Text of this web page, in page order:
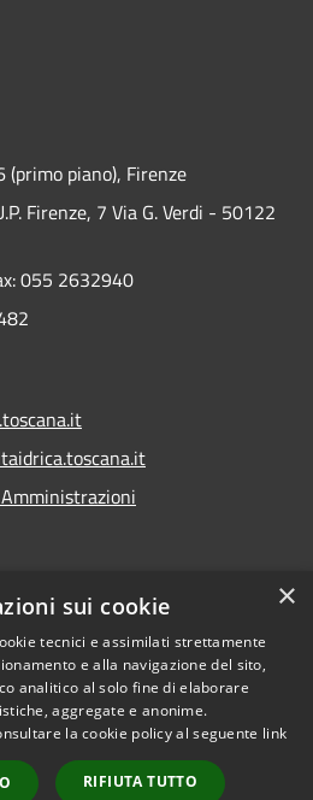
(primo piano), Firenze
Firenze, 7 Via G. Verdi - 50122
055 2632940
Copyright © 2026 • Autorità
Idrica Toscana • Powered by
Municipium•
Accesso
×
sui cookie
tecnici e assimilati strettamente
e alla navigazione del sito,
analitico al solo fine di elaborare
aggregate e anonime.
la cookie policy al seguente link
RIFIUTA TUTTO